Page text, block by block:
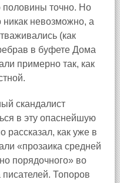
половины точно. Но
никак невозможно, а
(как
в буфете Дома
примерно так, как
скандалист
в эту опаснейшую
рассказал, как уже в
«прозаика средней
порядочного» во
писателей. Топоров